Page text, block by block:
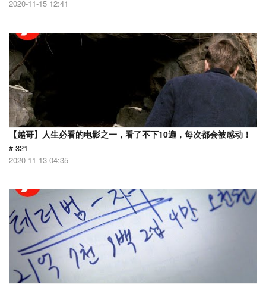
2020-11-15 12:41
【越哥】人生必看的电影之一，看了不下10遍，每次都会被感动！
# 321
2020-11-13 04:35